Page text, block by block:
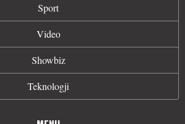
Sport
Video
Showbiz
Teknologji